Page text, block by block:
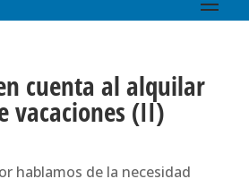
cuenta al alquilar
vacaciones (II)
hablamos de la necesidad